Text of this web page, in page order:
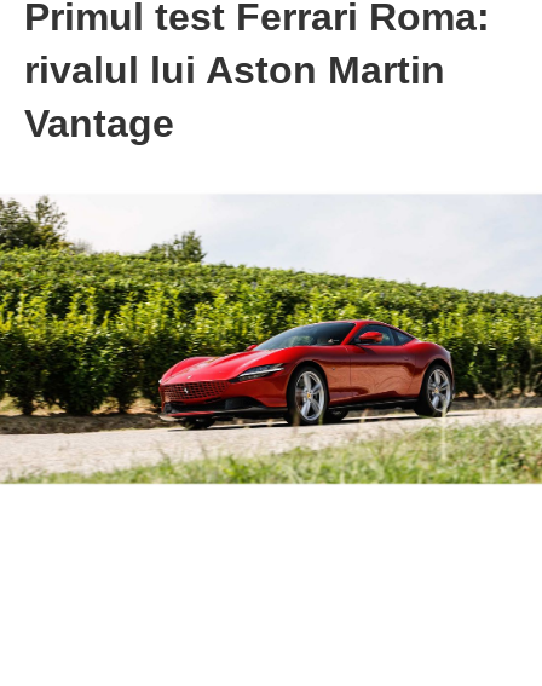
Primul test Ferrari Roma:
rivalul lui Aston Martin
Vantage